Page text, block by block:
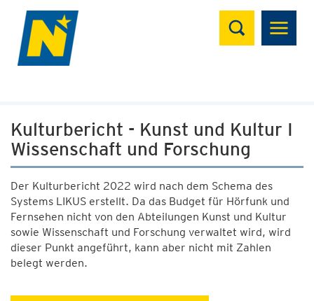
Suchen
Kulturbericht - Kunst und Kultur I
Wissenschaft und Forschung
Der Kulturbericht 2022 wird nach dem Schema des
Systems LIKUS erstellt. Da das Budget für Hörfunk und
Fernsehen nicht von den Abteilungen Kunst und Kultur
sowie Wissenschaft und Forschung verwaltet wird, wird
dieser Punkt angeführt, kann aber nicht mit Zahlen
belegt werden.